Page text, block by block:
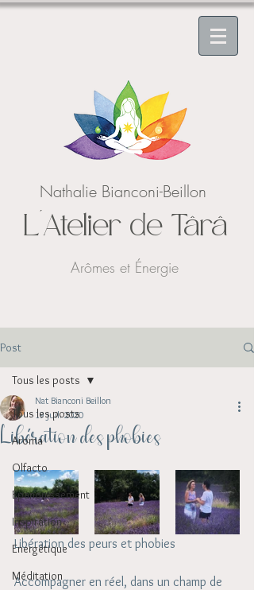
Nathalie Bianconi-Beillon
L'Atelier de Târâ
Arômes et Énergie
Post
Tous les posts
Aroma
Olfacto
Epanouissement
Inspiration
Energétique
Méditation
Tous les posts
Libération des phobies
Nat Bianconi Beillon
19 juil. 2020
Libération des peurs et phobies
Accompagner en réel, dans un champ de